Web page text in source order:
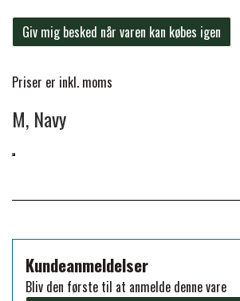
PREMIER EQUINE
PREMIER EQUINE
PREMIER EQUINE
JACKS
MUSTAD
NAF
Giv mig besked når varen kan købes igen
Priser er inkl. moms
M, Navy
Kundeanmeldelser
Bliv den første til at anmelde denne vare